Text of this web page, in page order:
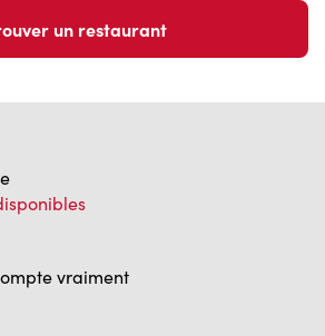
un restaurant
vraiment